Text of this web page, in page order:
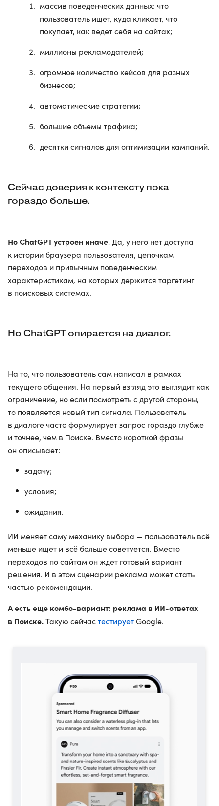
массив поведенческих данных: что
пользователь ищет, куда кликает, что
покупает, как ведет себя на сайтах;
миллионы рекламодателей;
огромное количество кейсов для разных
бизнесов;
автоматические стратегии;
большие объемы трафика;
десятки сигналов для оптимизации кампаний.
Сейчас доверия к контексту пока
гораздо больше.
Но ChatGPT устроен иначе.Да, у него нет доступа
к истории браузера пользователя, цепочкам
переходов и привычным поведенческим
характеристикам, на которых держится таргетинг
в поисковых системах.
Но ChatGPT опирается на диалог.
На то, что пользователь сам написал в рамках
текущего общения. На первый взгляд это выглядит как
ограничение, но если посмотреть с другой стороны,
то появляется новый тип сигнала. Пользователь
в диалоге часто формулирует запрос гораздо глубже
и точнее, чем в Поиске. Вместо короткой фразы
он описывает:
задачу;
условия;
ожидания.
ИИ меняет саму механику выбора — пользователь всё
меньше ищет и всё больше советуется. Вместо
переходов по сайтам он ждет готовый вариант
решения. И в этом сценарии реклама может стать
частью рекомендации.
А есть еще комбо-вариант: реклама в ИИ-ответах
в Поиске.Такую сейчастестируетGoogle.